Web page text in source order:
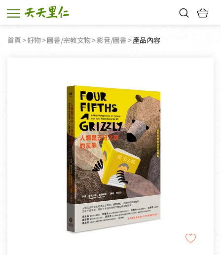
首頁 好物 圖書/宗教文物 影音/圖書 目前頁面：
產品內容